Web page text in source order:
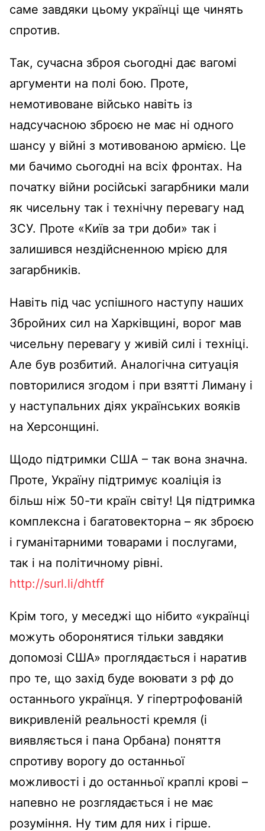
саме завдяки цьому українці ще чинять
спротив.
Так, сучасна зброя сьогодні дає вагомі
аргументи на полі бою. Проте,
немотивоване військо навіть із
надсучасною зброєю не має ні одного
шансу у війні з мотивованою армією. Це
ми бачимо сьогодні на всіх фронтах. На
початку війни російські загарбники мали
як чисельну так і технічну перевагу над
ЗСУ. Проте «Київ за три доби» так і
залишився нездійсненною мрією для
загарбників.
Навіть під час успішного наступу наших
Збройних сил на Харківщині, ворог мав
чисельну перевагу у живій силі і техніці.
Але був розбитий. Аналогічна ситуація
повторилися згодом і при взятті Лиману і
у наступальних діях українських вояків
на Херсонщині.
Щодо підтримки США – так вона значна.
Проте, Україну підтримує коаліція із
більш ніж 50-ти країн світу! Ця підтримка
комплексна і багатовекторна – як зброєю
і гуманітарними товарами і послугами,
так і на політичному рівні.
http://surl.li/dhtff
Крім того, у меседжі що нібито «українці
можуть оборонятися тільки завдяки
допомозі США» проглядається і наратив
про те, що захід буде воювати з рф до
останнього українця. У гіпертрофованій
викривленій реальності кремля (і
виявляється і пана Орбана) поняття
спротиву ворогу до останньої
можливості і до останньої краплі крові –
напевно не розглядається і не має
розуміння. Ну тим для них і гірше.